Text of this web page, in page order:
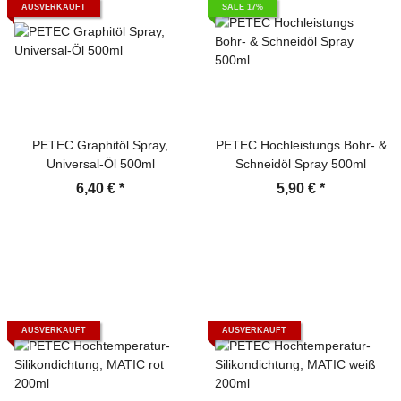
AUSVERKAUFT
PETEC Graphitöl Spray,
Universal-Öl 500ml
6,40 € *
SALE 17%
PETEC Hochleistungs Bohr- &
Schneidöl Spray 500ml
5,90 € *
AUSVERKAUFT AUSVERKAUFT